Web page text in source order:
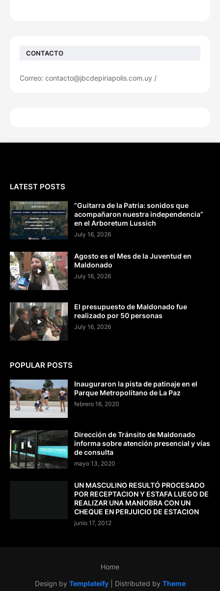
CONTACTO
Correo: contacto@jbcdepiriapolis.com.uy /
LATEST POSTS
“Guitarra de la Patria: sonidos que
acompañaron nuestra independencia”
en el Arboretum Lussich
July 16, 2026
Agosto es el Mes de la Juventud en
Maldonado
July 16, 2026
El presupuesto de Maldonado fue
realizado por 50 personas
July 16, 2026
POPULAR POSTS
Inauguraron la pista de patinaje en el
Parque Metropolitano de La Paz
febrero 16, 2020
Dirección de Tránsito de Maldonado
informa sobre atención presencial y vías
de consulta
mayo 13, 2020
UN MASCULINO RESULTÓ PROCESADO
POR RECEPTACION Y ESTAFA LUEGO DE
REALIZAR UNA MANIOBRA CON UN
CHEQUE EN PERJUICIO DE ESTACION
junio 17, 2012
Design by Templateify| Distributed by Theme
Home